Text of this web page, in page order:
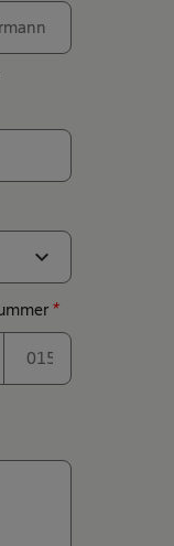
expand_more
*